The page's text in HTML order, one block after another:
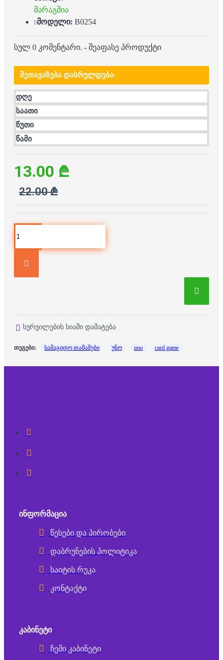
მარაგშია
მოდელი: B0254
სულ 0 კომენტარი. - შეაფასე პროდუქტი
ᲨᲔᲗᲐᲕᲐᲖᲔᲑᲐ ᲓᲐᲡᲠᲣᲚᲓᲔᲑᲐ:
დღე
საათი
წუთი
წამი
13.00 ₾
22.00 ₾
სურვილების სიაში დამატება
თეგები: სამაგიდო თამაშები უნო uno card game
ᲘᲜᲤᲝᲠᲛᲐᲪᲘᲐ
წესები და პირობები
დაბრუნების პოლიტიკა
საიტის რუკა
კონტაქტი
ᲙᲐᲑᲘᲜᲔᲢᲘ
ჩემი კაბინეტი